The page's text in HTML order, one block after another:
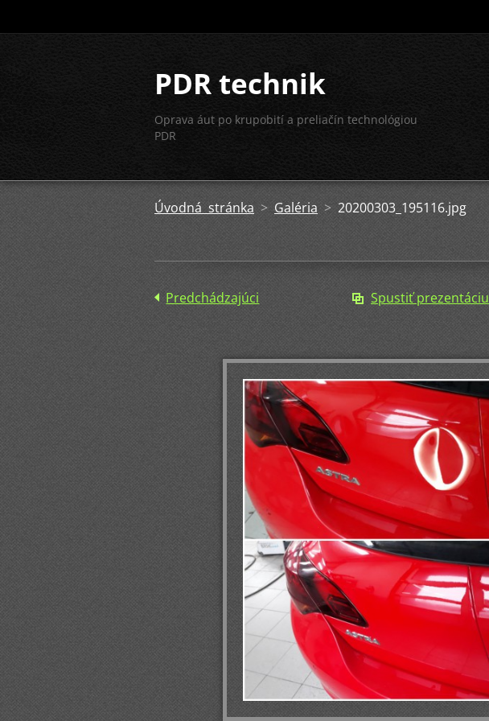
PDR technik
Oprava áut po krupobití a preliačín technológiou
PDR
Úvodná stránka > Galéria > 20200303_195116.jpg
Predchádzajúci Spustiť prezentáciu